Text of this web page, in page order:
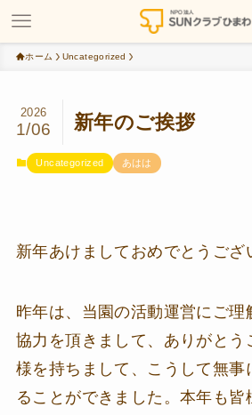
ホーム Uncategorized
新年のご挨拶
2026
1/06
Uncategorized あはは
新年あけましておめでとうござ
昨年は、当園の活動運営にご理
協力を頂きまして、ありがとう
様を持ちまして、こうして無事
ることができました。本年も皆